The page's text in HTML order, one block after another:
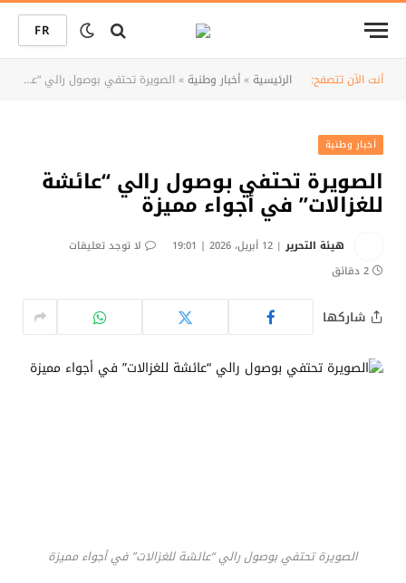
FR
أنت الآن تتصفح: الرئيسية»أخبار وطنية»الصويرة تحتفي بوصول رالي “عائشة للغزالات” في أجواء مميزة
أخبار وطنية
الصويرة تحتفي بوصول رالي “عائشة
للغزالات” في أجواء مميزة
هيئة التحرير 12 أبريل، 2026 | 19:01
لا توجد تعليقات
2 دقائق
شاركها
الصويرة تحتفي بوصول رالي “عائشة للغزالات” في أجواء مميزة